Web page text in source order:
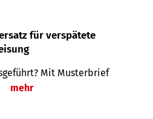
für verspätete
Mit Musterbrief
mehr